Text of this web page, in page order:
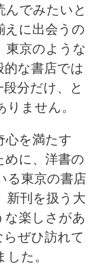
んでみたいと
に出会うの
東京のような
な書店では
分だけ、と
ません。
心を満たす
めに、洋書の
る東京の書店
新刊を扱う大
楽しさがあ
ぜひ訪れて
た。